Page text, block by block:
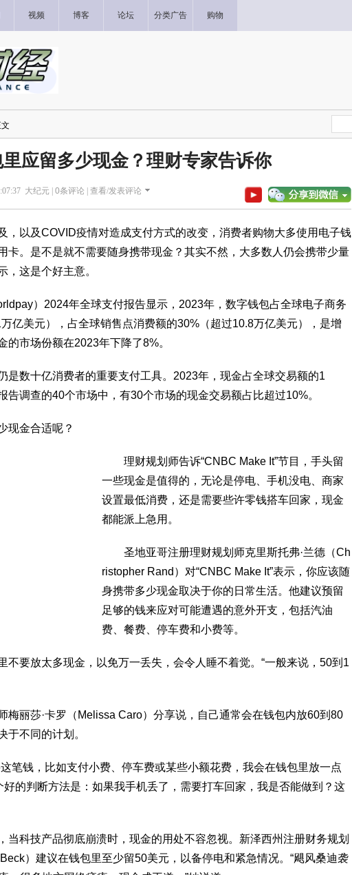
视频 博客 论坛 分类广告 购物
应留多少现金？理财专家告诉你
大纪元 | 0条评论 | 查看/发表评论
以及COVID疫情对造成支付方式的改变，消费者购物大多使用电子钱
卡。是不是就不需要随身携带现金？其实不然，大多数人仍会携带少量
，这是个好主意。
）2024年全球支付报告显示，2023年，数字钱包占全球电子商务
亿美元），占全球销售点消费额的30%（超过10.8万亿美元），是增
的市场份额在2023年下降了8%。
数十亿消费者的重要支付工具。2023年，现金占全球交易额的1
告调查的40个市场中，有30个市场的现金交易额占比超过10%。
金合适呢？
理财规划师告诉“CNBC Make It”节目，手头留
一些现金是值得的，无论是停电、手机没电、商家
设置最低消费，还是需要些许零钱搭车回家，现金
都能派上急用。
圣地亚哥注册理财规划师克里斯托弗·兰德（Ch
ristopher Rand）对“CNBC Make It”表示，你应该随
身携带多少现金取决于你的日常生活。他建议预留
足够的钱来应对可能遭遇的意外开支，包括汽油
费、餐费、停车费和小费等。
要放太多现金，以免万一丢失，会令人睡不着觉。“一般来说，50到1
丽莎·卡罗（Melissa Caro）分享说，自己通常会在钱包内放60到80
于不同的计划。
钱，比如支付小费、停车费或某些小额花费，我会在钱包里放一点
好的判断方法是：如果我手机丢了，需要打车回家，我是否能做到？这
科技产品彻底崩溃时，现金的用处不容忽视。新泽西州注册财务规划
）建议在钱包里至少留50美元，以备停电和紧急情况。“飓风桑迪袭